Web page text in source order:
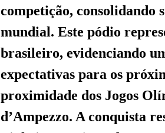
competição, consolidando
mundial. Este pódio
brasileiro, evidenciando
expectativas para os
proximidade dos Jogos
d’Ampezzo. A conquista